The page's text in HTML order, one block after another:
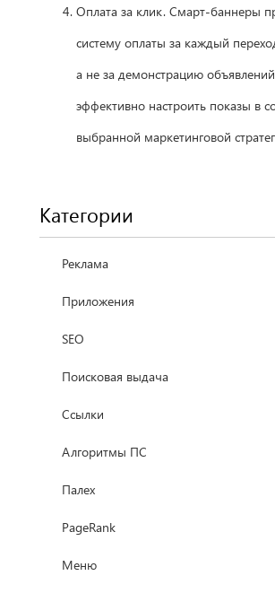
Оплата за клик. Смарт-баннеры
систему оплаты за каждый
а не за демонстрацию
эффективно настроить показы в
выбранной маркетинговой
Категории
Реклама
Приложения
SEO
Поисковая выдача
Ссылки
Алгоритмы ПС
Палех
PageRank
Меню